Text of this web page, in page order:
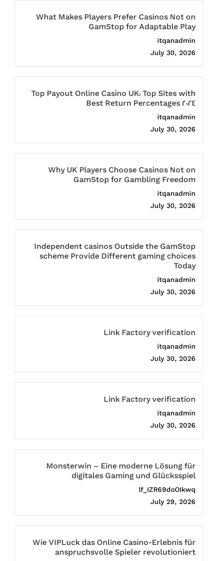
What Makes Players Prefer Casinos Not on
GamStop for Adaptable Play
itqanadmin
July 30, 2026
Top Payout Online Casino UK: Top Sites with
Best Return Percentages 2024
itqanadmin
July 30, 2026
Why UK Players Choose Casinos Not on
GamStop for Gambling Freedom
itqanadmin
July 30, 2026
Independent casinos Outside the GamStop
scheme Provide Different gaming choices
Today
itqanadmin
July 30, 2026
Link Factory verification
itqanadmin
July 30, 2026
Link Factory verification
itqanadmin
July 30, 2026
Monsterwin – Eine moderne Lösung für
digitales Gaming und Glücksspiel
lf_IZR69doOIkwq
July 29, 2026
Wie VIPLuck das Online Casino-Erlebnis für
anspruchsvolle Spieler revolutioniert